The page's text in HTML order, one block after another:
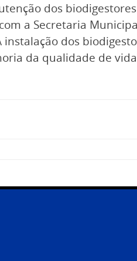
dos
a Secretaria
dos
da qualidade de